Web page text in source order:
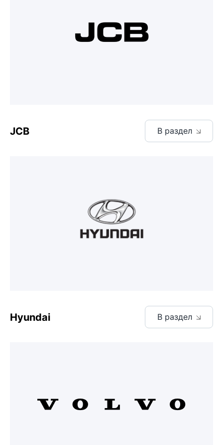
JCB В раздел
Hyundai В раздел